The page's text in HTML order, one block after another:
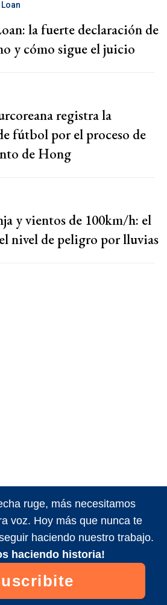
la fuerte declaración de
y cómo sigue el juicio
registra la
fútbol por el proceso de
de Hong
y vientos de 100km/h: el
nivel de peligro por lluvias
ruge, más necesitamos
voz. Hoy más que nunca te
haciendo nuestro trabajo.
haciendo historia!